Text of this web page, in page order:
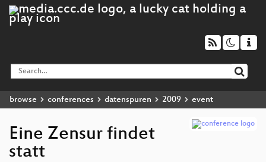
browse conferences datenspuren 2009 event
Eine Zensur findet
statt